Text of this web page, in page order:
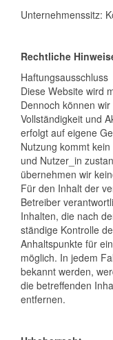
Unternehmenssitz:
Rechtliche
Haftungsausschluss
Diese Website wird
Dennoch können
Vollständigkeit und
erfolgt auf eigene
Nutzung kommt
und Nutzer_in
übernehmen wir
Für den Inhalt der
Betreiber
Inhalten, die nach
ständige Kontrolle
Anhaltspunkte für
möglich. In jedem
bekannt werden,
die betreffenden
entfernen.